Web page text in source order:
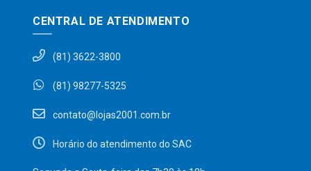
CENTRAL DE ATENDIMENTO
(81) 3622-3800
(81) 98277-5325
contato@lojas2001.com.br
Horário do atendimento do SAC